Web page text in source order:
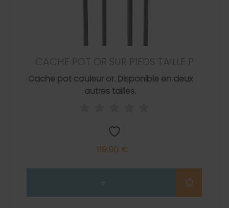
CACHE POT OR SUR PIEDS TAILLE P
Cache pot couleur or. Disponible en deux
autres tailles.
119,90 €